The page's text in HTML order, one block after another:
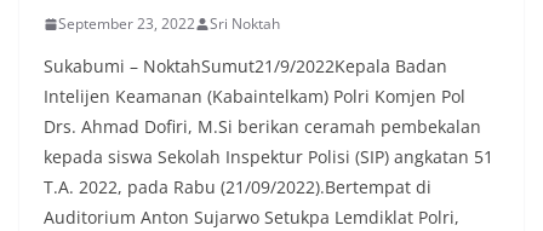
September 23, 2022 Sri Noktah
Sukabumi – NoktahSumut21/9/2022Kepala Badan
Intelijen Keamanan (Kabaintelkam) Polri Komjen Pol
Drs. Ahmad Dofiri, M.Si berikan ceramah pembekalan
kepada siswa Sekolah Inspektur Polisi (SIP) angkatan 51
T.A. 2022, pada Rabu (21/09/2022).Bertempat di
Auditorium Anton Sujarwo Setukpa Lemdiklat Polri,